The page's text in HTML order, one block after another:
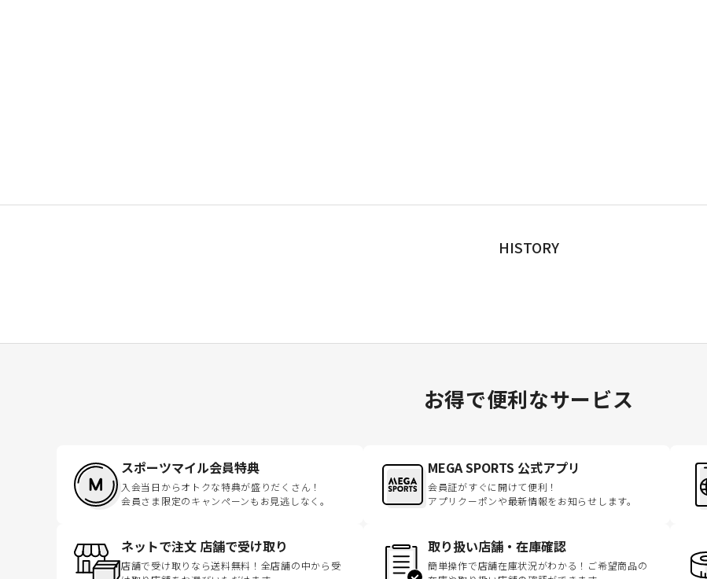
HISTORY
お得で便利なサービス
スポーツマイル会員特典
入会当日からオトクな特典が盛りだくさん！
会員さま限定のキャンペーンもお見逃しなく。
MEGA SPORTS 公式アプリ
会員証がすぐに開けて便利！
アプリクーポンや最新情報をお知らせします。
ネットで注文 店舗で受け取り
店舗で受け取りなら送料無料！全店舗の中から受
取り扱い店舗・在庫確認
簡単操作で店舗在庫状況がわかる！ご希望商品の